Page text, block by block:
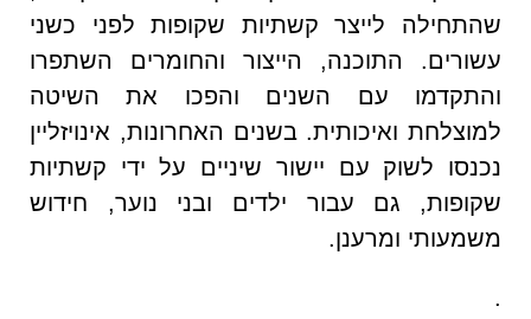
שהתחילה לייצר קשתיות שקופות לפני כשני
עשורים. התוכנה, הייצור והחומרים השתפרו
והתקדמו עם השנים והפכו את השיטה
למוצלחת ואיכותית. בשנים האחרונות, אינויזליין
נכנסו לשוק עם יישור שיניים על ידי קשתיות
שקופות, גם עבור ילדים ובני נוער, חידוש
משמעותי ומרענן.
.